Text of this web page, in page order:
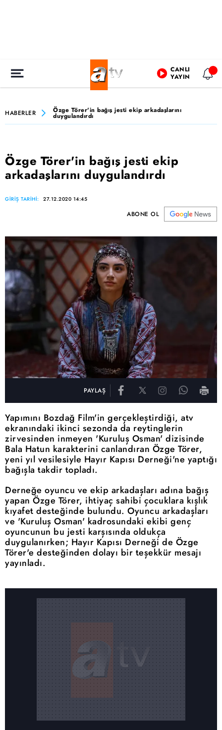
CANLI
YAYIN
HABERLER Özge Törer'in bağış jesti ekip arkadaşlarını
duygulandırdı
Özge Törer'in bağış jesti ekip
arkadaşlarını duygulandırdı
GİRİŞ TARİHİ: 27.12.2020 14:45
ABONE OL
PAYLAŞ
Yapımını Bozdağ Film'in gerçekleştirdiği, atv
ekranındaki ikinci sezonda da reytinglerin
zirvesinden inmeyen 'Kuruluş Osman' dizisinde
Bala Hatun karakterini canlandıran Özge Törer,
yeni yıl vesilesiyle Hayır Kapısı Derneği'ne yaptığı
bağışla takdir topladı.
Derneğe oyuncu ve ekip arkadaşları adına bağış
yapan Özge Törer, ihtiyaç sahibi çocuklara kışlık
kıyafet desteğinde bulundu. Oyuncu arkadaşları
ve 'Kuruluş Osman' kadrosundaki ekibi genç
oyuncunun bu jesti karşısında oldukça
duygulanırken; Hayır Kapısı Derneği de Özge
Törer'e desteğinden dolayı bir teşekkür mesajı
yayınladı.